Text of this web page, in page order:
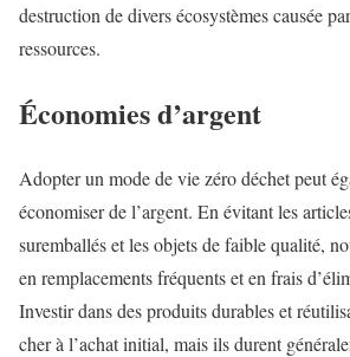
destruction de divers écosystèmes causée
ressources.
Économies d’argent
Adopter un mode de vie zéro déchet peut
économiser de l’argent. En évitant les
suremballés et les objets de faible qualité,
en remplacements fréquents et en frais
Investir dans des produits durables et
cher à l’achat initial, mais ils durent